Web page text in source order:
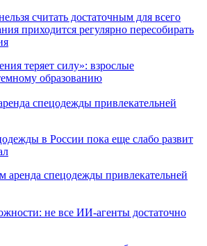
считать достаточным для всего
приходится регулярно пересобирать
спецодежды привлекательней
в России пока еще слабо развит
не все ИИ-агенты достаточно